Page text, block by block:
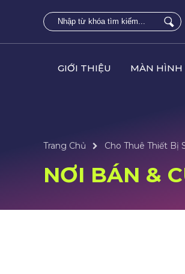
GIỚI THIỆU MÀN HÌNH
Trang Chủ Cho Thuê Thiết Bị
NƠI BÁN &